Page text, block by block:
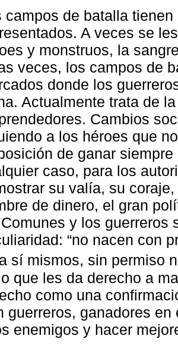
campos de batalla
A veces se
y monstruos, la
veces, los campos de
donde los
Actualmente trata de
Cambios
a los héroes que
de ganar
caso, para los
su valía, su
de dinero, el gran
y los guerreros
“no nacen con
sí mismos, sin permiso
que les da derecho a
como una
guerreros, ganadores
enemigos y hacer